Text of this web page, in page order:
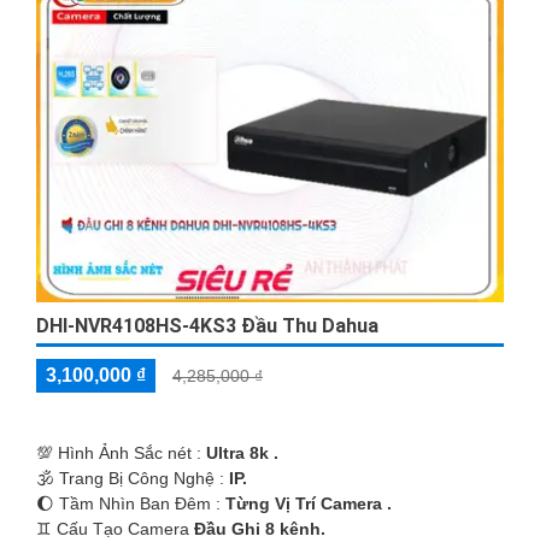
DHI-NVR4108HS-4KS3 Đầu Thu Dahua
3,100,000 ₫ 4,285,000 ₫
💯 Hình Ảnh Sắc nét : Ultra 8k .
🕉️ Trang Bị Công Nghệ : IP.
🌔 Tầm Nhìn Ban Đêm : Từng Vị Trí Camera .
♊ Cấu Tạo Camera Đầu Ghi 8 kênh.